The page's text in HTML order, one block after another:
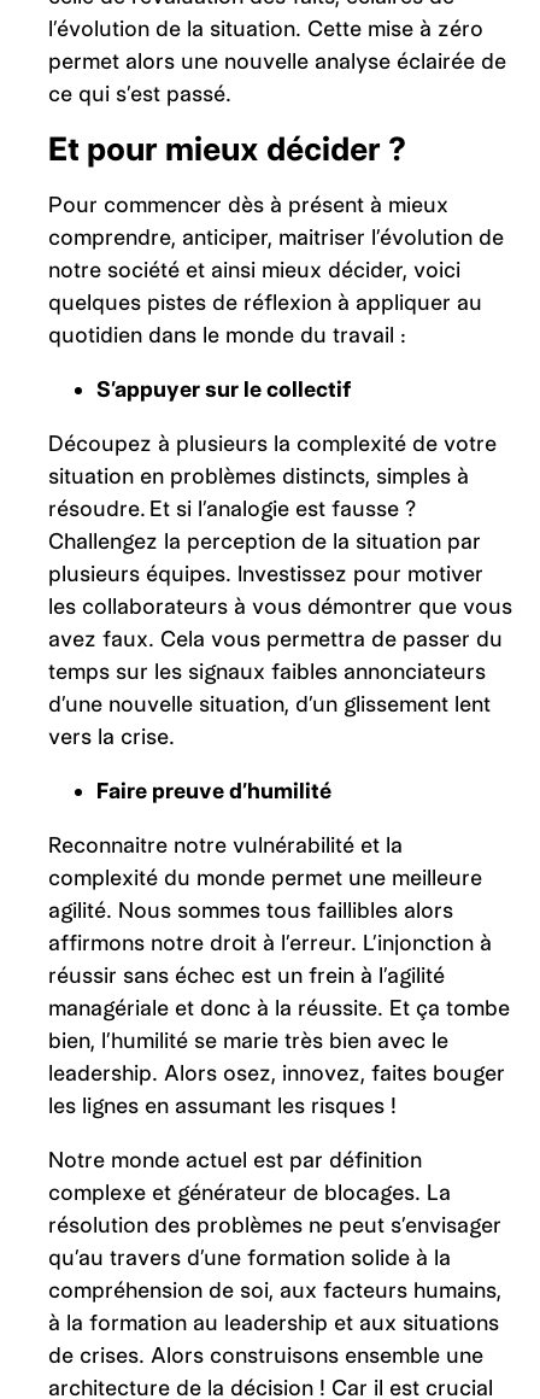
l’évolution de la situation. Cette mise à zéro
permet alors une nouvelle analyse éclairée de
ce qui s’est passé.
Et pour mieux décider ?
Pour commencer dès à présent à mieux
comprendre, anticiper, maitriser l’évolution de
notre société et ainsi mieux décider, voici
quelques pistes de réflexion à appliquer au
quotidien dans le monde du travail :
S’appuyer sur le collectif
Découpez à plusieurs la complexité de votre
situation en problèmes distincts, simples à
résoudre. Et si l’analogie est fausse ?
Challengez la perception de la situation par
plusieurs équipes. Investissez pour motiver
les collaborateurs à vous démontrer que vous
avez faux. Cela vous permettra de passer du
temps sur les signaux faibles annonciateurs
d’une nouvelle situation, d’un glissement lent
vers la crise.
Faire preuve d’humilité
Reconnaitre notre vulnérabilité et la
complexité du monde permet une meilleure
agilité. Nous sommes tous faillibles alors
affirmons notre droit à l’erreur. L’injonction à
réussir sans échec est un frein à l’agilité
managériale et donc à la réussite. Et ça tombe
bien, l’humilité se marie très bien avec le
leadership. Alors osez, innovez, faites bouger
les lignes en assumant les risques !
Notre monde actuel est par définition
complexe et générateur de blocages. La
résolution des problèmes ne peut s’envisager
qu’au travers d’une formation solide à la
compréhension de soi, aux facteurs humains,
à la formation au leadership et aux situations
de crises. Alors construisons ensemble une
architecture de la décision ! Car il est crucial